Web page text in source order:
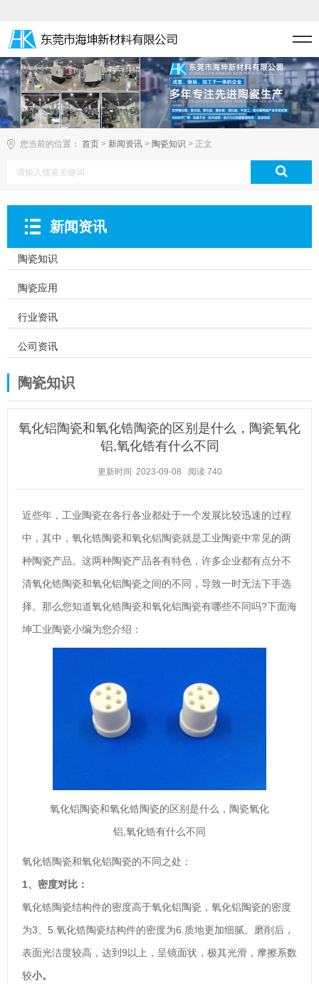
您当前的位置： 首页 > 新闻资讯 > 陶瓷知识 > 正文
新闻资讯
陶瓷知识
陶瓷应用
行业资讯
公司资讯
陶瓷知识
氧化铝陶瓷和氧化锆陶瓷的区别是什么，陶瓷氧化
铝,氧化锆有什么不同
更新时间 2023-09-08 阅读 740
近些年，工业陶瓷在各行各业都处于一个发展比较迅速的过程
中，其中，氧化锆陶瓷和氧化铝陶瓷就是工业陶瓷中常见的两
种陶瓷产品。这两种陶瓷产品各有特色，许多企业都有点分不
清氧化锆陶瓷和氧化铝陶瓷之间的不同，导致一时无法下手选
择。那么您知道氧化锆陶瓷和氧化铝陶瓷有哪些不同吗?下面海
坤工业陶瓷小编为您介绍：
氧化铝陶瓷和氧化锆陶瓷的区别是什么，陶瓷氧化
铝,氧化锆有什么不同
氧化锆陶瓷和氧化铝陶瓷的不同之处：
1、密度对比：
氧化锆陶瓷结构件的密度高于氧化铝陶瓷，氧化铝陶瓷的密度
为3、5.氧化锆陶瓷结构件的密度为6.质地更加细腻。磨削后，
表面光洁度较高，达到9以上，呈镜面状，极其光滑，摩擦系数
较小。